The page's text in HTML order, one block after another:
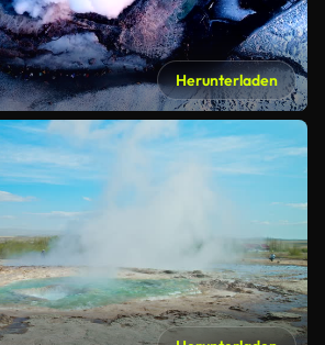
Herunterladen